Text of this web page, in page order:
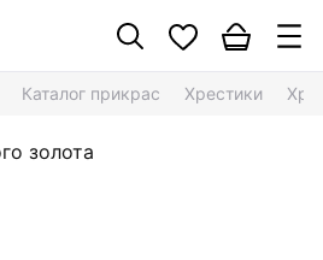
Каталог прикрас Хрестики